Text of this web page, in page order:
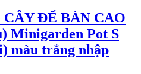
ĐỂ BÀN CAO
Minigarden Pot S
màu trắng nhập